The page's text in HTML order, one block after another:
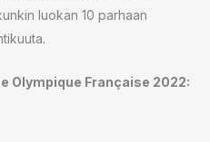
luokan 10 parhaan
Olympique Française 2022: